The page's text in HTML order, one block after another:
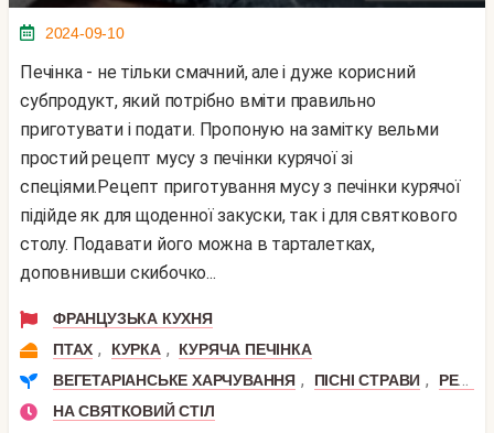
2024-09-10
Печінка - не тільки смачний, але і дуже корисний
субпродукт, який потрібно вміти правильно
приготувати і подати. Пропоную на замітку вельми
простий рецепт мусу з печінки курячої зі
спеціями.Рецепт приготування мусу з печінки курячої
підійде як для щоденної закуски, так і для святкового
столу. Подавати його можна в тарталетках,
доповнивши скибочко...
ФРАНЦУЗЬКА КУХНЯ
ПТАХ , КУРКА ,
КУРЯЧА ПЕЧІНКА
ВЕГЕТАРІАНСЬКЕ ХАРЧУВАННЯ , ПІСНІ СТРАВИ ,
РЕЦЕПТИ СИРОЇДІННЯ
НА СВЯТКОВИЙ СТІЛ